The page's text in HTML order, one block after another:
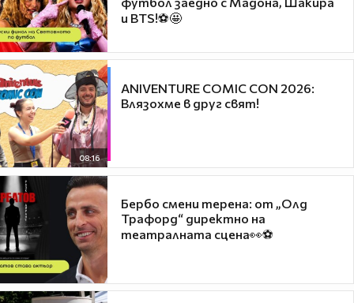
и BTS!⚽🤩
08:16
ANIVENTURE COMIC CON 2026:
Влязохме в друг свят!
Бербо смени терена: от „Олд
Трафорд“ директно на
театралната сцена👀⚽